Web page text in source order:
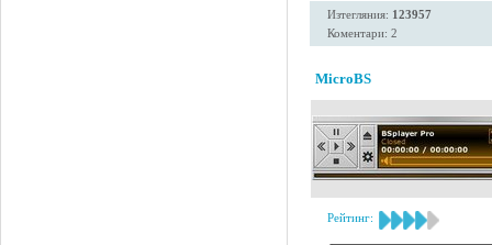
Изтегляния: 123957
Коментари: 2
MicroBS
Рейтинг: